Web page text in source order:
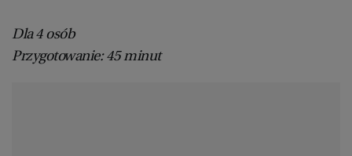
Dla 4 osób
Przygotowanie: 45 minut